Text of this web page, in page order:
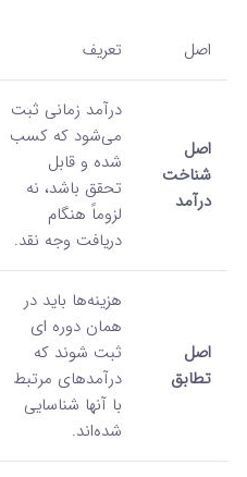
اصل تعریف
اصل
شناخت
درآمد
درآمد زمانی ثبت
می‌شود که کسب
شده و قابل
تحقق باشد، نه
لزوماً هنگام
دریافت وجه نقد.
اصل
تطابق
هزینه‌ها باید در
همان دوره‌ ای
ثبت شوند که
درآمدهای مرتبط
با آنها شناسایی
شده‌اند.